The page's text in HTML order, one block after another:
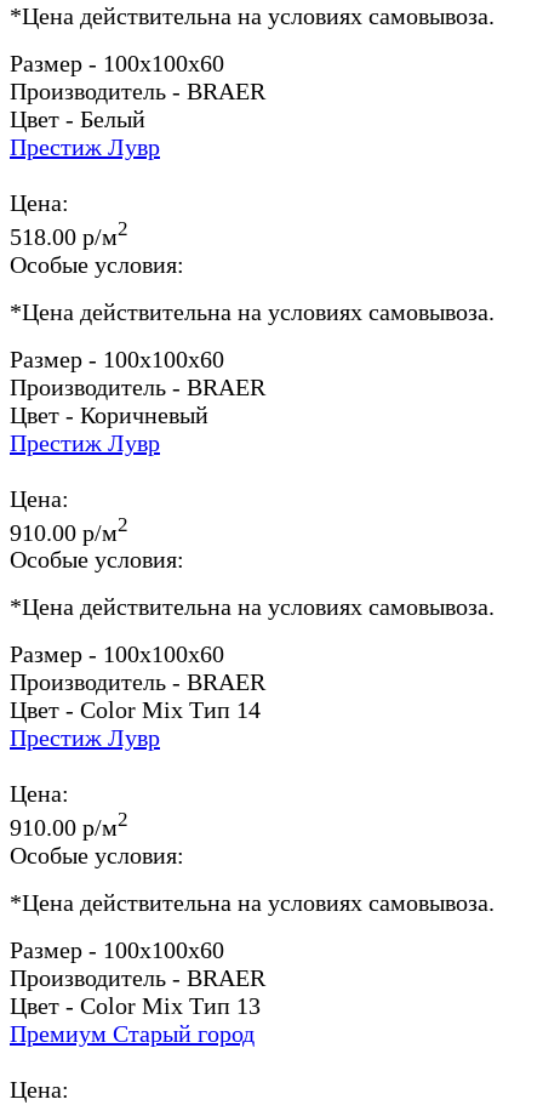
*Цена действительна на условиях самовывоза.
Размер - 100x100x60
Производитель - BRAER
Цвет - Белый
Престиж Лувр
Цена:
518.00 р/м2
Особые условия:
*Цена действительна на условиях самовывоза.
Размер - 100x100x60
Производитель - BRAER
Цвет - Коричневый
Престиж Лувр
Цена:
910.00 р/м2
Особые условия:
*Цена действительна на условиях самовывоза.
Размер - 100x100x60
Производитель - BRAER
Цвет - Color Mix Тип 14
Престиж Лувр
Цена:
910.00 р/м2
Особые условия:
*Цена действительна на условиях самовывоза.
Размер - 100x100x60
Производитель - BRAER
Цвет - Color Mix Тип 13
Премиум Старый город
Цена: